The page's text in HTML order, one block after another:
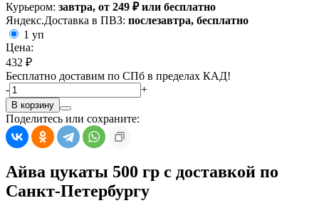
Курьером: завтра, от 249 ₽ или бесплатно
Яндекс.Доставка в ПВЗ: послезавтра, бесплатно
1 уп
Цена:
432 ₽
Бесплатно доставим по СПб в пределах КАД!
-
+
В корзину
Поделитесь или сохраните:
Айва цукаты 500 гр с доставкой по
Санкт-Петербургу